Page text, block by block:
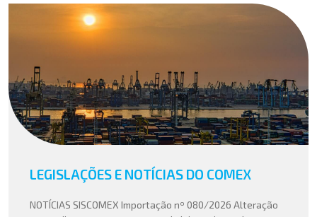
LEGISLAÇÕES E NOTÍCIAS DO COMEX
NOTÍCIAS SISCOMEX Importação nº 080/2026 Alteração